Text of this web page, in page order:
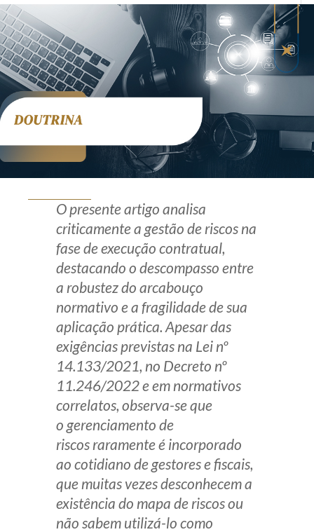
Produtos e serviços
Zênite Fácil IA
Zênite Play
Orientação por Escrito
Capacitação
Zênite Online
Eventos presenciais
Zênite in Company
Diferenciais
Receba por RSS
Av. Sete de Setembro, 4698
Batel Curitiba/PR CEP80240-000
Telefone (41) 2109-8666
Whatsapp (41) 98881-6616
O presente artigo analisa
criticamente a gestão de riscos na
fase de execução contratual,
destacando o descompasso entre
a robustez do arcabouço
normativo e a fragilidade de sua
aplicação prática. Apesar das
exigências previstas na Lei nº
14.133/2021, no Decreto nº
11.246/2022 e em normativos
correlatos, observa-se que
o gerenciamento de
riscos raramente é incorporado
ao cotidiano de gestores e fiscais,
que muitas vezes desconhecem a
existência do mapa de riscos ou
não sabem utilizá-lo como